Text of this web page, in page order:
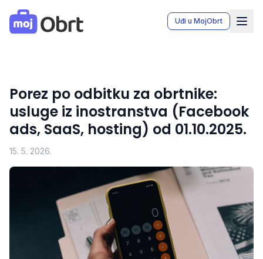
MojObrt - Moj Obrt aplikacija za vođenje knjiga obrta u
Uđi u MojObrt
Porez po odbitku za obrtnike:
usluge iz inostranstva (Facebook
ads, SaaS, hosting) od 01.10.2025.
15. 5. 2026.